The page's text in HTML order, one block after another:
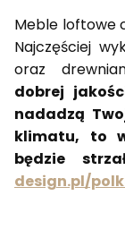
Meble loftowe
Najczęściej
oraz
dobrej
nadadzą
klimatu, to
będzie
design.pl/